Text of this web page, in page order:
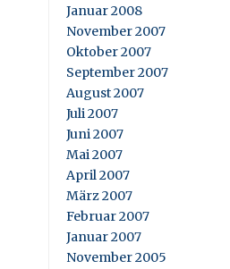
Januar 2008
November 2007
Oktober 2007
September 2007
August 2007
Juli 2007
Juni 2007
Mai 2007
April 2007
März 2007
Februar 2007
Januar 2007
November 2005